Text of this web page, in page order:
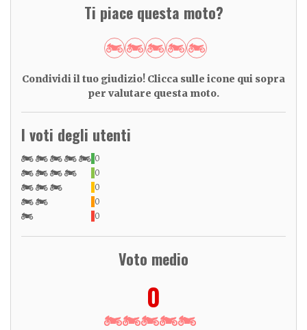
Ti piace questa moto?
Condividi il tuo giudizio! Clicca sulle icone qui sopra
per valutare questa moto.
I voti degli utenti
0
0
0
0
0
Voto medio
0